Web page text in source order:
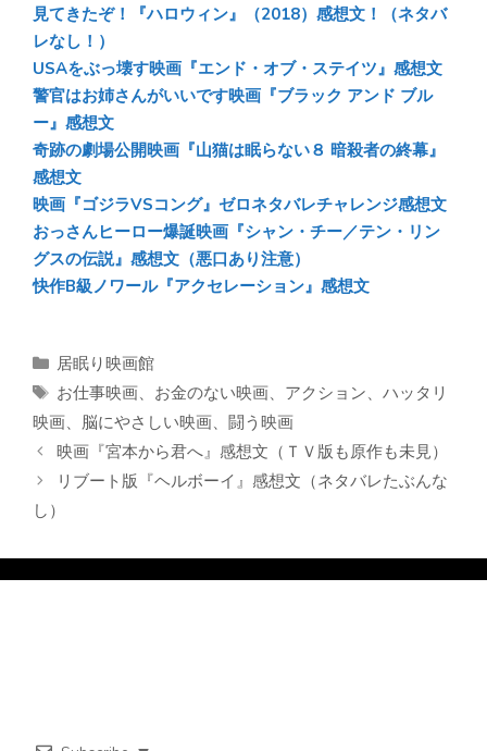
見てきたぞ！『ハロウィン』（2018）感想文！（ネタバ
レなし！）
USAをぶっ壊す映画『エンド・オブ・ステイツ』感想文
警官はお姉さんがいいです映画『ブラック アンド ブル
ー』感想文
奇跡の劇場公開映画『山猫は眠らない８ 暗殺者の終幕』
感想文
映画『ゴジラVSコング』ゼロネタバレチャレンジ感想文
おっさんヒーロー爆誕映画『シャン・チー／テン・リン
グスの伝説』感想文（悪口あり注意）
快作B級ノワール『アクセレーション』感想文
カ
テ
ゴ
リ
ー
居眠り映画館
タ
グ
お仕事映画、 お金のない映画、 アクション、 ハッタリ
映画、 脳にやさしい映画、 闘う映画
映画『宮本から君へ』感想文（ＴＶ版も原作も未見）
リブート版『ヘルボーイ』感想文（ネタバレたぶんな
し）